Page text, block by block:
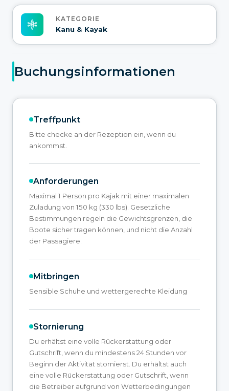
KATEGORIE
Kanu & Kayak
Buchungsinformationen
Treffpunkt
Bitte checke an der Rezeption ein, wenn du
ankommst.
Anforderungen
Maximal 1 Person pro Kajak mit einer maximalen
Zuladung von 150 kg (330 lbs). Gesetzliche
Bestimmungen regeln die Gewichtsgrenzen, die
Boote sicher tragen können, und nicht die Anzahl
der Passagiere.
Mitbringen
Sensible Schuhe und wettergerechte Kleidung
Stornierung
Du erhältst eine volle Rückerstattung oder
Gutschrift, wenn du mindestens 24 Stunden vor
Beginn der Aktivität stornierst. Du erhältst auch
eine volle Rückerstattung oder Gutschrift, wenn
die Betreiber aufgrund von Wetterbedingungen